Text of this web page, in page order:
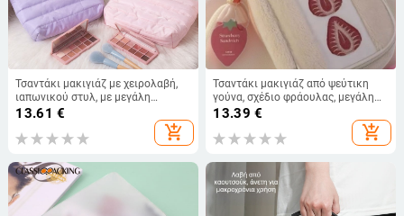
Τσαντάκι μακιγιάζ με χειρολαβή,
ιαπωνικού στυλ, με μεγάλη
χωρητικότητα και εσωτερικά
διαμερίσματα για περιποίηση
δέρματος και καθημερινά είδη,
φερμουάρ
13.61 €
add_shopping_cart
Τσαντάκι μακιγιάζ από ψεύτικη
γούνα, σχέδιο φράουλας, μεγάλη
χωρητικότητα, φορητό, με
13.39 €
add_shopping_cart